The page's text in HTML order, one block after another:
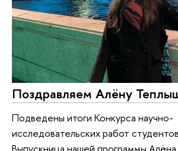
Поздравляем Алёну
Подведены итоги Конкурса научно-
исследовательских работ
Выпускница нашей программы